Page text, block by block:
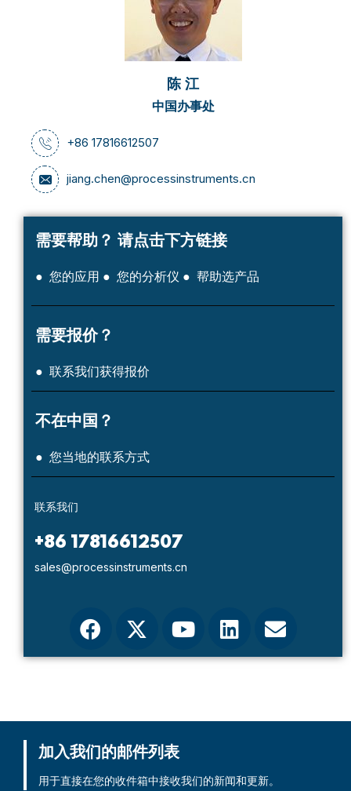
陈 江
中国办事处
+86 17816612507
jiang.chen@processinstruments.cn
需要帮助？ 请点击下方链接
● 您的应用 ● 您的分析仪 ● 帮助选产品
需要报价？
● 联系我们获得报价
不在中国？
● 您当地的联系方式
联系我们
+86 17816612507
sales@processinstruments.cn
加入我们的邮件列表
用于直接在您的收件箱中接收我们的新闻和更新。